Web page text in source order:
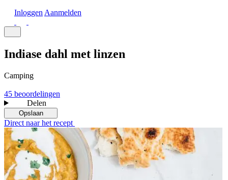
Inloggen Aanmelden
Indiase dahl met linzen
Camping
45 beoordelingen
Delen
Opslaan
Direct naar het recept